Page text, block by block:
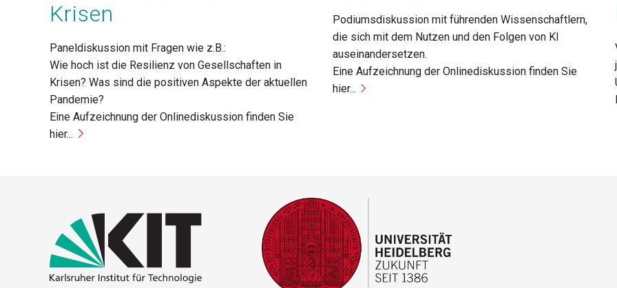
Krisen
Paneldiskussion mit Fragen wie z.B.:
Wie hoch ist die Resilienz von Gesellschaften in
Krisen? Was sind die positiven Aspekte der aktuellen
Pandemie?
Eine Aufzeichnung der Onlinediskussion finden Sie
hier...
Podiumsdiskussion mit führenden Wissenschaftlern,
die sich mit dem Nutzen und den Folgen von KI
auseinandersetzen.
Eine Aufzeichnung der Onlinediskussion finden Sie
hier...